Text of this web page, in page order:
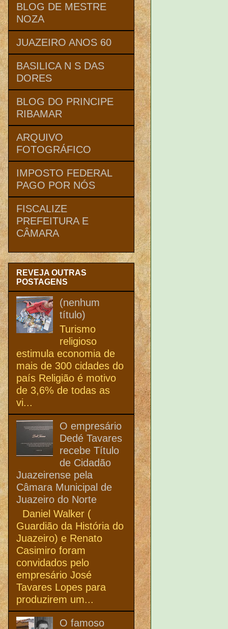
BLOG DE MESTRE
NOZA
JUAZEIRO ANOS 60
BASILICA N S DAS
DORES
BLOG DO PRINCIPE
RIBAMAR
ARQUIVO
FOTOGRÁFICO
IMPOSTO FEDERAL
PAGO POR NÓS
FISCALIZE
PREFEITURA E
CÂMARA
REVEJA OUTRAS
POSTAGENS
(nenhum
título)
Turismo
religioso
estimula economia de
mais de 300 cidades do
país Religião é motivo
de 3,6% de todas as
vi...
O empresário
Dedé Tavares
recebe Título
de Cidadão
Juazeirense pela
Câmara Municipal de
Juazeiro do Norte
Daniel Walker (
Guardião da História do
Juazeiro) e Renato
Casimiro foram
convidados pelo
empresário José
Tavares Lopes para
produzirem um...
O famoso